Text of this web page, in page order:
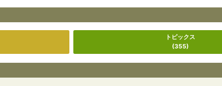
トピックス
(355)